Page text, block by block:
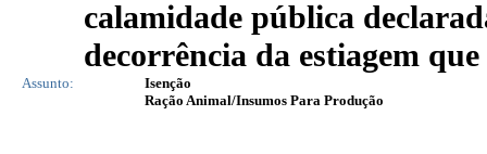
calamidade pública
decorrência da estiagem
Assunto:
Isenção
Ração Animal/Insumos Para Produção